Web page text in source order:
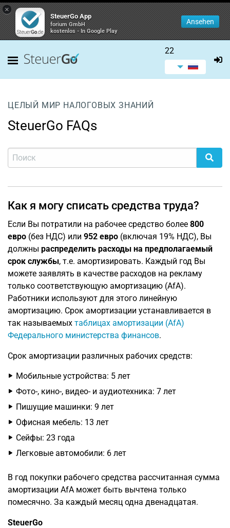
×
SteuerGo App
forium GmbH
kostenlos - In Google Play
Ansehen
22
ЦЕЛЫЙ МИР НАЛОГОВЫХ ЗНАНИЙ
SteuerGo FAQs
Как я могу списать средства труда?
Если Вы потратили на рабочее средство более 800
евро (без НДС) или 952 евро (включая 19% НДС), Вы
должны распределить расходы на предполагаемый
срок службы, т.е. амортизировать. Каждый год Вы
можете заявлять в качестве расходов на рекламу
только соответствующую амортизацию (AfA).
Работники используют для этого линейную
амортизацию. Срок амортизации устанавливается в
так называемых таблицах амортизации (AfA)
Федерального министерства финансов.
Срок амортизации различных рабочих средств:
Мобильные устройства: 5 лет
Фото-, кино-, видео- и аудиотехника: 7 лет
Пишущие машинки: 9 лет
Офисная мебель: 13 лет
Сейфы: 23 года
Легковые автомобили: 6 лет
В год покупки рабочего средства рассчитанная сумма
амортизации AfA может быть вычтена только
помесячно. За каждый месяц одна двенадцатая.
SteuerGo